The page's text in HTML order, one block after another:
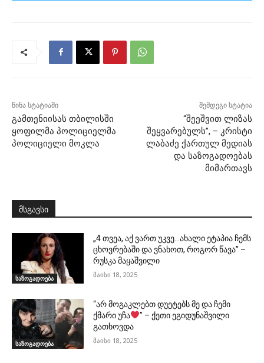
წინა სტატიაში
გამთენიისას თბილისში
ყოფილმა პოლიციელმა
პოლიციელი მოკლა
შემდეგი სტატია
“შეეშვით ლიზას
შეყვარებულს”, – კრისტი
ლაბაძე ქართულ მედიას
და საზოგადოებას
მიმართავს
მსგავსი
საზოგადოება
„4 თვეა, აქ ვართ უკვე…ახალი ეტაპია ჩემს
ცხოვრებაში და ვნახოთ, როგორ წავა” –
რუსკა მაყაშვილი
მაისი 18, 2025
საზოგადოება
“არ მოგაკლებთ დუეტებს მე და ჩემი
ქმარი უჩა
” – ქეთი ეგიდუნაშვილი
გათხოვდა
მაისი 18, 2025